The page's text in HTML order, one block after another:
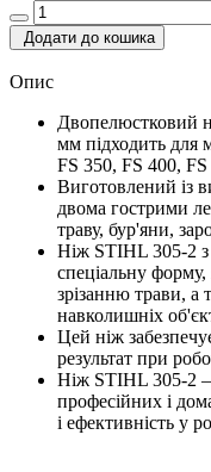
Додати до кошика
Опис
Двопелюстковий
мм підходить для
FS 350, FS 400,
Виготовлений із
двома гострими
траву, бур'яни,
Ніж STIHL 305-2
спеціальну
зрізанню трави, а
навколишніх
Цей ніж
результат при
Ніж STIHL 305-2
професійних і
і ефективність у